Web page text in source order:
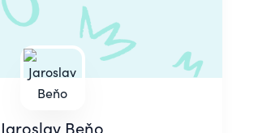
Jaroslav Beňo